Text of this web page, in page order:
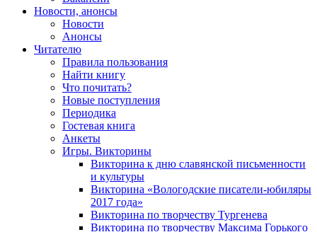
Новости, анонсы
Новости
Анонсы
Читателю
Правила пользования
Найти книгу
Что почитать?
Новые поступления
Периодика
Гостевая книга
Анкеты
Игры. Викторины
Викторина к дню славянской письменности
и культуры
Викторина «Вологодские писатели-юбиляры
2017 года»
Викторина по творчеству Тургенева
Викторина по творчеству Максима Горького